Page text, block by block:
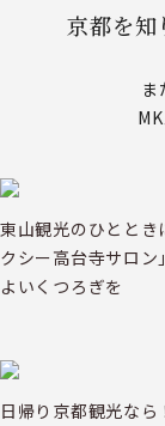
京都を知
ま
東山観光のひととき
クシー高台寺サロン
よいくつろぎを
日帰り京都観光なら